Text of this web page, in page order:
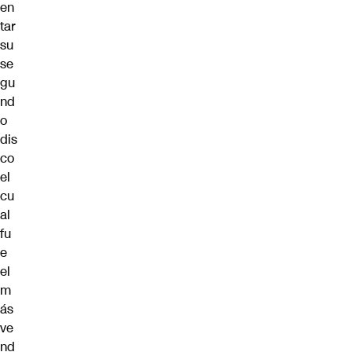
en
tar
su
se
gu
nd
o
dis
co
el
cu
al
fu
e
el
m
ás
ve
nd